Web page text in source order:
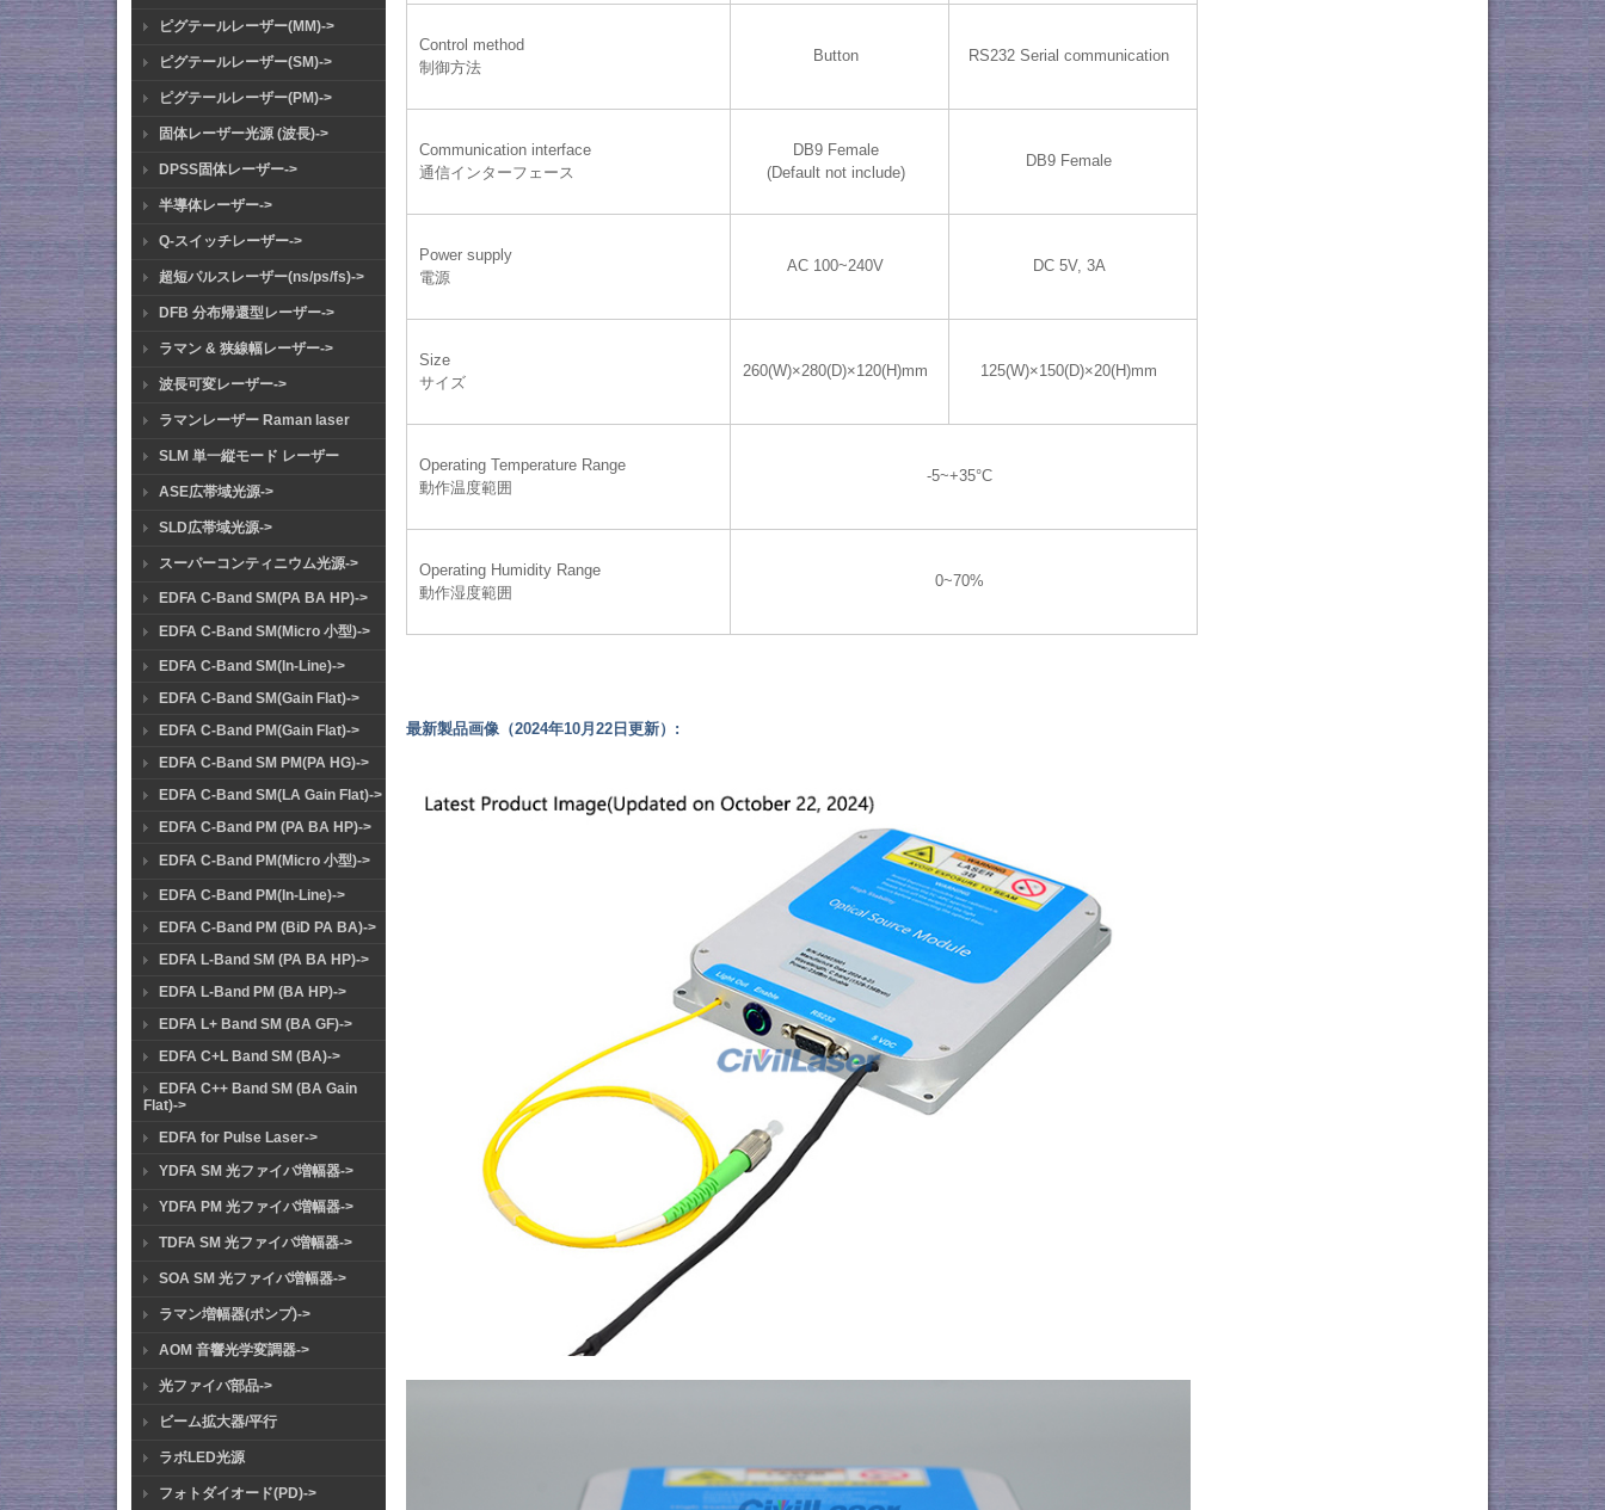
ピグテールレーザー(MM)->
ピグテールレーザー(SM)->
ピグテールレーザー(PM)->
固体レーザー光源 (波長)->
DPSS固体レーザー->
半導体レーザー->
Q-スイッチレーザー->
超短パルスレーザー(ns/ps/fs)->
DFB 分布帰還型レーザー->
ラマン & 狭線幅レーザー->
波長可変レーザー->
ラマンレーザー Raman laser
SLM 単一縦モード レーザー
ASE広帯域光源->
SLD広帯域光源->
スーパーコンティニウム光源->
EDFA C-Band SM(PA BA HP)->
EDFA C-Band SM(Micro 小型)->
EDFA C-Band SM(In-Line)->
EDFA C-Band SM(Gain Flat)->
EDFA C-Band PM(Gain Flat)->
EDFA C-Band SM PM(PA HG)->
EDFA C-Band SM(LA Gain Flat)->
EDFA C-Band PM (PA BA HP)->
EDFA C-Band PM(Micro 小型)->
EDFA C-Band PM(In-Line)->
EDFA C-Band PM (BiD PA BA)->
EDFA L-Band SM (PA BA HP)->
EDFA L-Band PM (BA HP)->
EDFA L+ Band SM (BA GF)->
EDFA C+L Band SM (BA)->
EDFA C++ Band SM (BA Gain
Flat)->
EDFA for Pulse Laser->
YDFA SM 光ファイバ増幅器->
YDFA PM 光ファイバ増幅器->
TDFA SM 光ファイバ増幅器->
SOA SM 光ファイバ増幅器->
ラマン増幅器(ポンプ)->
AOM 音響光学変調器->
光ファイバ部品->
ビーム拡大器/平行
ラボLED光源
フォトダイオード(PD)->
Control method
制御方法
Button RS232 Serial communication
Communication interface
通信インターフェース
DB9 Female
(Default not include)
DB9 Female
Power supply
電源
AC 100~240V DC 5V, 3A
Size
サイズ
260(W)×280(D)×120(H)mm 125(W)×150(D)×20(H)mm
Operating Temperature Range
動作温度範囲
-5~+35°C
Operating Humidity Range
動作湿度範囲
0~70%
最新製品画像（2024年10月22日更新）: